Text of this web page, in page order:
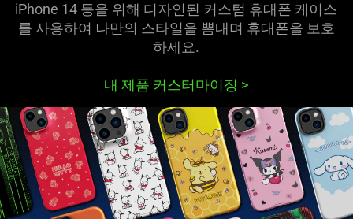
iPhone 14 등을 위해 디자인된 커스텀 휴대폰 케이스
를 사용하여 나만의 스타일을 뽐내며 휴대폰을 보호
하세요.
내 제품 커스터마이징 >